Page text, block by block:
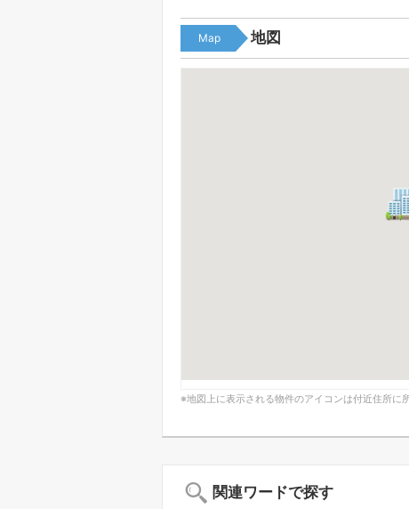
Map 地図
※地図上に表示される物件のアイコンは付近住所に
関連ワードで探す